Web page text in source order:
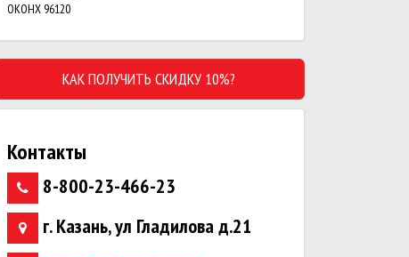
ОКОНХ 96120
КАК ПОЛУЧИТЬ СКИДКУ 10%?
Контакты
8-800-23-466-23
г. Казань, ул Гладилова д.21